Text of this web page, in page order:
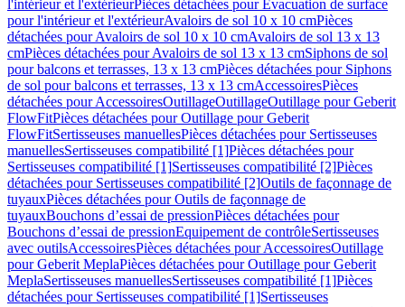
l'intérieur et l'extérieurPièces détachées pour Evacuation de surface
pour l'intérieur et l'extérieurAvaloirs de sol 10 x 10 cmPièces
détachées pour Avaloirs de sol 10 x 10 cmAvaloirs de sol 13 x 13
cmPièces détachées pour Avaloirs de sol 13 x 13 cmSiphons de sol
pour balcons et terrasses, 13 x 13 cmPièces détachées pour Siphons
de sol pour balcons et terrasses, 13 x 13 cmAccessoiresPièces
détachées pour AccessoiresOutillageOutillageOutillage pour Geberit
FlowFitPièces détachées pour Outillage pour Geberit
FlowFitSertisseuses manuellesPièces détachées pour Sertisseuses
manuellesSertisseuses compatibilité [1]Pièces détachées pour
Sertisseuses compatibilité [1]Sertisseuses compatibilité [2]Pièces
détachées pour Sertisseuses compatibilité [2]Outils de façonnage de
tuyauxPièces détachées pour Outils de façonnage de
tuyauxBouchons d’essai de pressionPièces détachées pour
Bouchons d’essai de pressionEquipement de contrôleSertisseuses
avec outilsAccessoiresPièces détachées pour AccessoiresOutillage
pour Geberit MeplaPièces détachées pour Outillage pour Geberit
MeplaSertisseuses manuellesSertisseuses compatibilité [1]Pièces
détachées pour Sertisseuses compatibilité [1]Sertisseuses